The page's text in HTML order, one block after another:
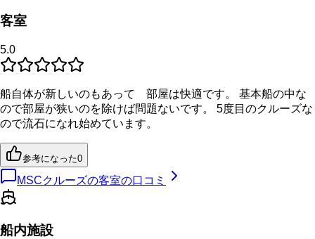
客室
5.0
船自体が新しいのもあって 部屋は快適です。 基本船の中な
ので部屋が狭いのを除けば問題ないです。 5度目のクルーズな
ので流石になれ始めています。
参考になった0
MSCクルーズの客室の口コミ
船内施設